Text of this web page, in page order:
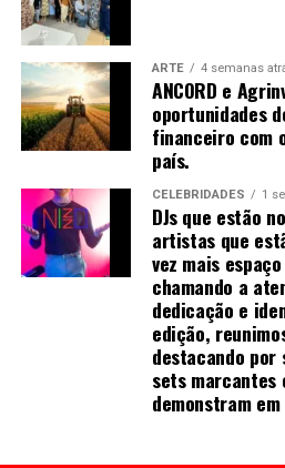
Uma vez que o de-qi é
utilizadas para “influenciar” o
através de certa manipulação, o
supostamente, ser transferido
locais mais distantes do corpo.
objetivam “tonificar” (chinês: 补
(chinês: 泄; pinyin: xiè) o qi.
As primeiras técnicas são
deficiência, as últimas em
[61] O de-qi é mais importante
enquanto os pacientes
não considerá-lo uma parte
ARTE 4 semanas
ANCORD e
oportunidades
financeiro com
país.
CELEBRIDADES 1
DJs que estão
artistas que
vez mais
chamando a
dedicação e
edição,
destacando por
sets marcantes
demonstram